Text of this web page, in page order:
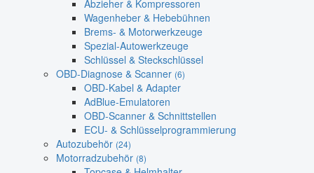
Abzieher & Kompressoren
Wagenheber & Hebebühnen
Brems- & Motorwerkzeuge
Spezial-Autowerkzeuge
Schlüssel & Steckschlüssel
OBD-Diagnose & Scanner (6)
OBD-Kabel & Adapter
AdBlue-Emulatoren
OBD-Scanner & Schnittstellen
ECU- & Schlüsselprogrammierung
Autozubehör (24)
Motorradzubehör (8)